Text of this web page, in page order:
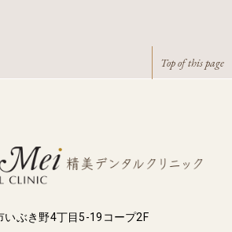
Top of this page
いぶき野4丁目5-19コープ2F